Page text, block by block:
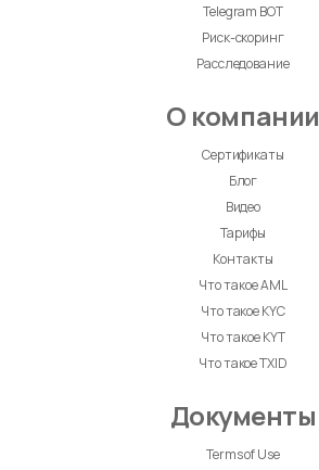
Telegram BOT
Риск-скоринг
Расследование
О компании
Сертификаты
Блог
Видео
Тарифы
Контакты
Что такое AML
Что такое KYC
Что такое KYT
Что такое TXID
Документы
Terms of Use